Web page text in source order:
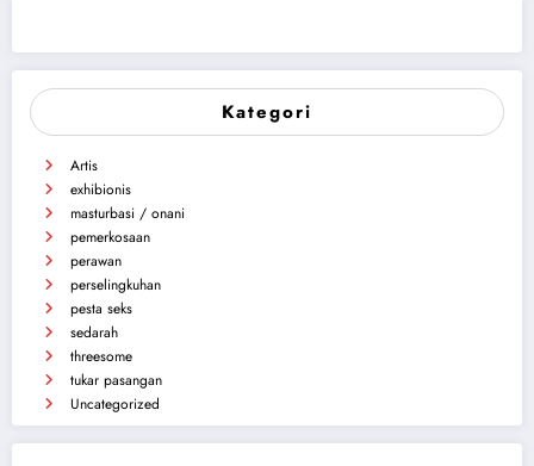
Kategori
Artis
exhibionis
masturbasi / onani
pemerkosaan
perawan
perselingkuhan
pesta seks
sedarah
threesome
tukar pasangan
Uncategorized